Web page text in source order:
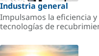
Industria general
Impulsamos la eficiencia
tecnologías de